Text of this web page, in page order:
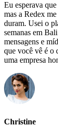
Eu esperava
mas a Redex
duram. Usei o
semanas em
mensagens e
que você vê é o
uma empresa
Christine